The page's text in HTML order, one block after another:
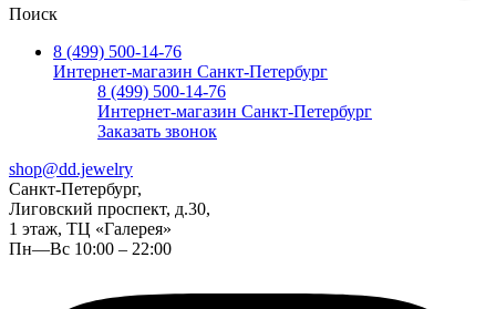
Поиск
8 (499) 500-14-76
Интернет-магазин Санкт-Петербург
8 (499) 500-14-76
Интернет-магазин Санкт-Петербург
Заказать звонок
shop@dd.jewelry
Санкт-Петербург,
Лиговский проспект, д.30,
1 этаж, ТЦ «Галерея»
Пн—Вс 10:00 – 22:00